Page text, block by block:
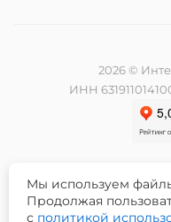
2026 ©
ИНН
Разработка и
Мы используем
Продолжая
с политикой